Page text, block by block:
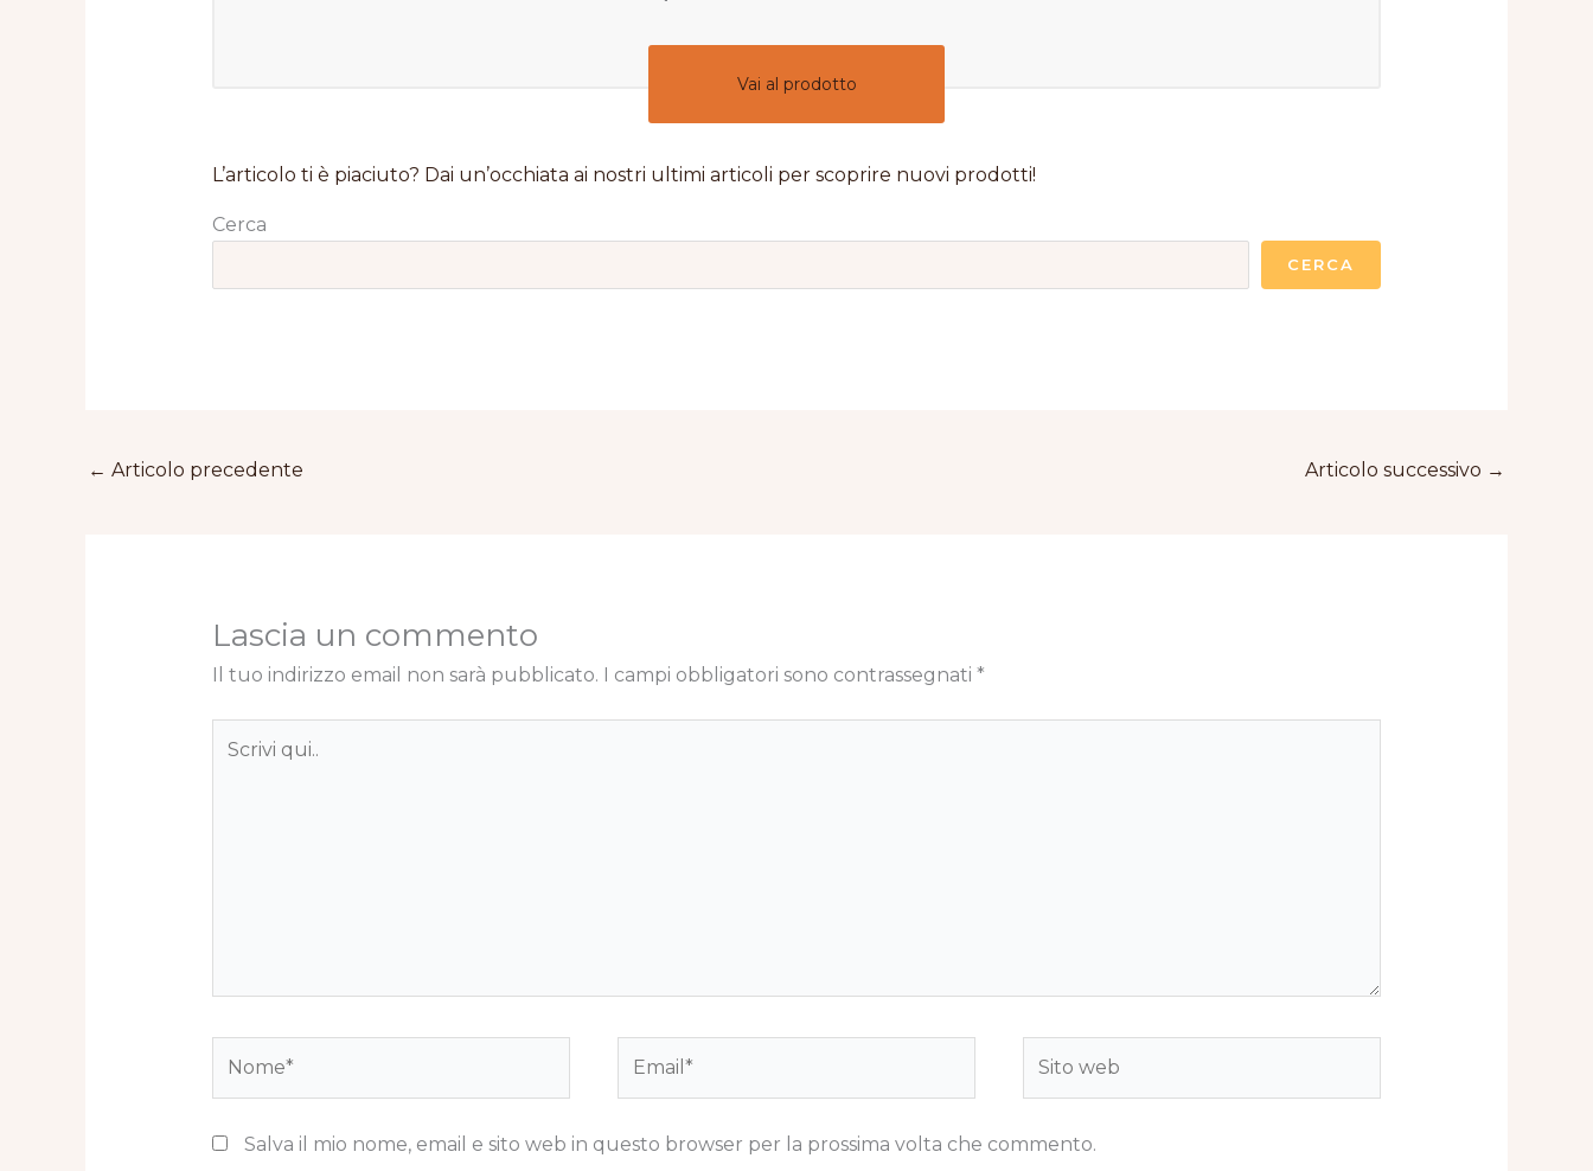
Vai al prodotto
L’articolo ti è piaciuto? Dai un’occhiata ai nostri ultimi articoli per scoprire nuovi prodotti!
Cerca
CERCA
← Articolo precedente Articolo successivo →
Lascia un commento
Il tuo indirizzo email non sarà pubblicato. I campi obbligatori sono contrassegnati *
Salva il mio nome, email e sito web in questo browser per la prossima volta che commento.